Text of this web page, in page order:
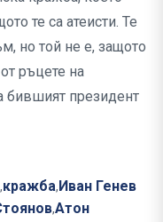
те са атеисти. Те
но той не е, защото
ръцете на
бившият президент
,кражба, Иван Генев
,Атон